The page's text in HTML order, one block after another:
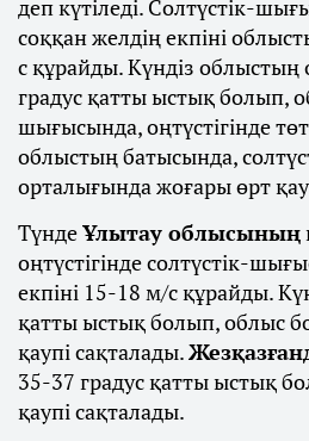
деп күтіледі. Солтүстік-
соққан желдің екпіні
с құрайды. Күндіз облыстың
градус қатты ыстық болып,
шығысында, оңтүстігінде
облыстың батысында,
орталығында жоғары өрт
ТүндеҰлытау облысының
оңтүстігінде солтүстік-
екпіні 15-18 м/с құрайды.
қатты ыстық болып, облыс
қаупі сақталады.
35-37 градус қатты ыстық
қаупі сақталады.